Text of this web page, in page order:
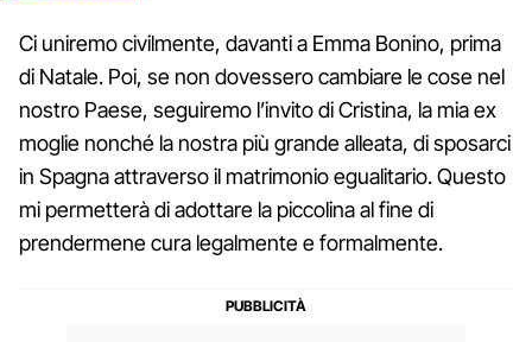
Ci uniremo civilmente, davanti a Emma Bonino, prima
di Natale. Poi, se non dovessero cambiare le cose nel
nostro Paese, seguiremo l’invito di Cristina, la mia ex
moglie nonché la nostra più grande alleata, di sposarci
in Spagna attraverso il matrimonio egualitario. Questo
mi permetterà di adottare la piccolina al fine di
prendermene cura legalmente e formalmente.